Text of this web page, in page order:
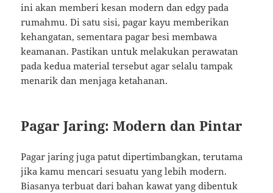
ini akan memberi kesan modern dan edgy pada
rumahmu. Di satu sisi, pagar kayu memberikan
kehangatan, sementara pagar besi membawa
keamanan. Pastikan untuk melakukan perawatan
pada kedua material tersebut agar selalu tampak
menarik dan menjaga ketahanan.
Pagar Jaring: Modern dan Pintar
Pagar jaring juga patut dipertimbangkan, terutama
jika kamu mencari sesuatu yang lebih modern.
Biasanya terbuat dari bahan kawat yang dibentuk